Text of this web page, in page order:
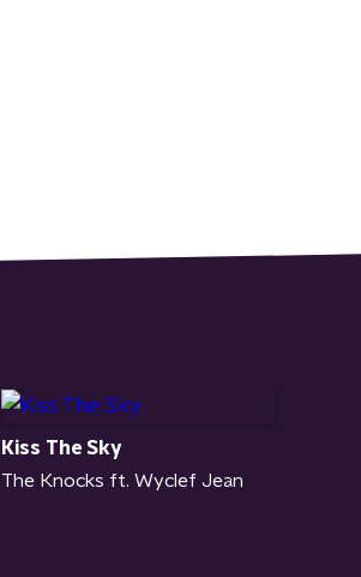
Kiss The Sky
The Knocks ft. Wyclef Jean